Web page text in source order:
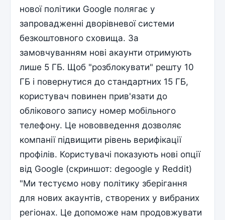
нової політики Google полягає у
запровадженні дворівневої системи
безкоштовного сховища. За
замовчуванням нові акаунти отримують
лише 5 ГБ. Щоб "розблокувати" решту 10
ГБ і повернутися до стандартних 15 ГБ,
користувач повинен прив'язати до
облікового запису номер мобільного
телефону. Це нововведення дозволяє
компанії підвищити рівень верифікації
профілів. Користувачі показують нові опції
від Google (скриншот: degoogle у Reddit)
"Ми тестуємо нову політику зберігання
для нових акаунтів, створених у вибраних
регіонах. Це допоможе нам продовжувати